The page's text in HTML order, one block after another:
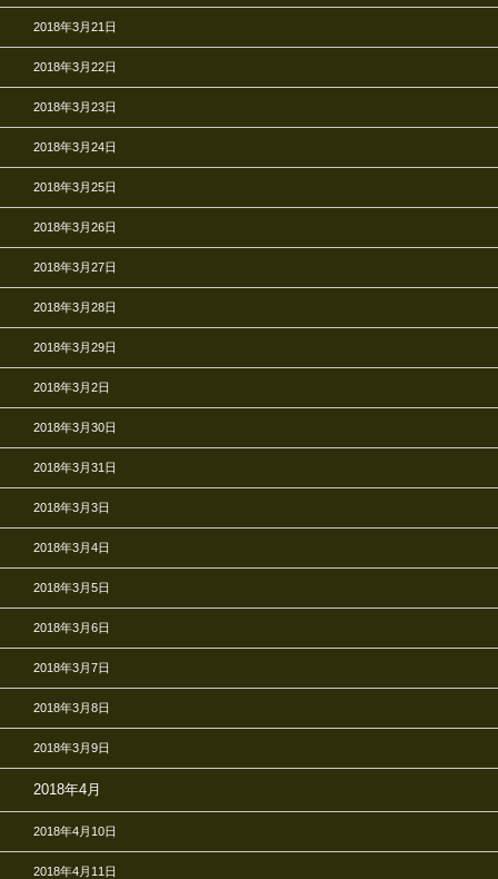
2018年3月21日
2018年3月22日
2018年3月23日
2018年3月24日
2018年3月25日
2018年3月26日
2018年3月27日
2018年3月28日
2018年3月29日
2018年3月2日
2018年3月30日
2018年3月31日
2018年3月3日
2018年3月4日
2018年3月5日
2018年3月6日
2018年3月7日
2018年3月8日
2018年3月9日
2018年4月
2018年4月10日
2018年4月11日